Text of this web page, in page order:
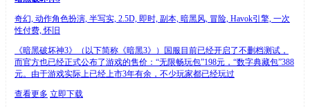
奇幻, 动作角色扮演, 半写实, 2.5D, 即时, 副本, 暗黑风, 冒险, Havok引擎, 一次
性付费, 怀旧
《暗黑破坏神3》（以下简称《暗黑3》）国服目前已经开启了不删档测试，
而官方也已经正式公布了游戏的售价：“无限畅玩包”198元，“数字典藏包”388
元。由于游戏实际上已经上市3年有余，不少玩家都已经玩过
查看更多 立即下载